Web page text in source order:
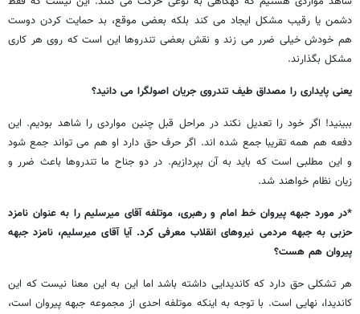
دشمن یا رقیب مشکل ایجاد می کند بلکه بعضی موقع، بد حمایت کردن دوست
هم خودش خیلی ضرر می زند و نقش بعضی تندروها این است که روی هر کاری
مشکل بگذارند.
یعنی پایداری را مصداق طیف تندروی جریان اصولگرا می دانید؟
ببینید! اگر خود را تعدیل نکند در مراحل قبل چنین مواردی را شاهد بودیم. این
دفعه هم همه تقریبا جمع شده اند. اگر حرف حق دارد او هم می تواند جمع شود
و این مطلبی است که باید به آن بپردازیم. در دو جناح ما تندروها باعث ضرر و
زیان نظام خواهند شد.
*در مورد جبهه پیروان خط امام و رهبری، موتلفه آقای میرسلیم را به عنوان نامزد
حزبی به جبهه مردمی نیروهای انقلاب معرفی کرد. آیا آقای میرسلیم، نامزد جبهه
پیروان هم هست؟
هر تشکلی حق دارد که کاندیدایی داشته باشد اما این به این معنا نیست که این
کاندیدا، نهایی است. با توجه به اینکه موتلفه احدی از مجموعه جبهه پیروان است،